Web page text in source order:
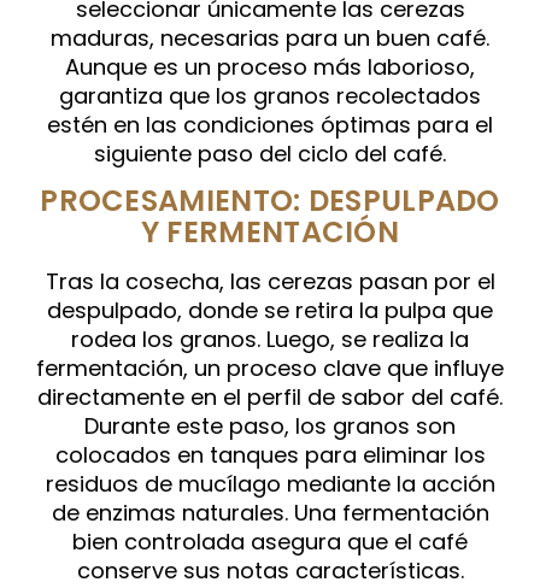
seleccionar únicamente las cerezas
maduras, necesarias para un buen café.
Aunque es un proceso más laborioso,
garantiza que los granos recolectados
estén en las condiciones óptimas para el
siguiente paso del ciclo del café.
PROCESAMIENTO: DESPULPADO
Y FERMENTACIÓN
Tras la cosecha, las cerezas pasan por el
despulpado, donde se retira la pulpa que
rodea los granos. Luego, se realiza la
fermentación, un proceso clave que influye
directamente en el perfil de sabor del café.
Durante este paso, los granos son
colocados en tanques para eliminar los
residuos de mucílago mediante la acción
de enzimas naturales. Una fermentación
bien controlada asegura que el café
conserve sus notas características.